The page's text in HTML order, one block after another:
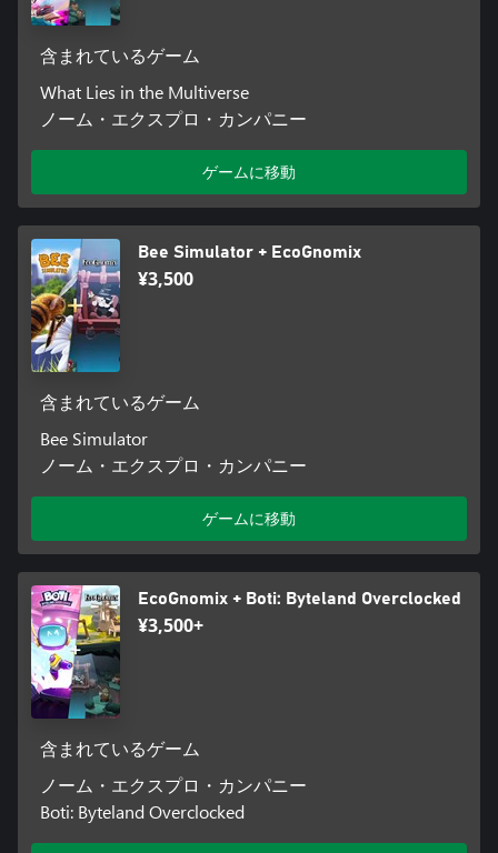
含まれているゲーム
What Lies in the Multiverse
ノーム・エクスプロ・カンパニー
ゲームに移動
Bee Simulator + EcoGnomix
¥3,500
含まれているゲーム
Bee Simulator
ノーム・エクスプロ・カンパニー
ゲームに移動
EcoGnomix + Boti: Byteland Overclocked
¥3,500+
含まれているゲーム
ノーム・エクスプロ・カンパニー
Boti: Byteland Overclocked